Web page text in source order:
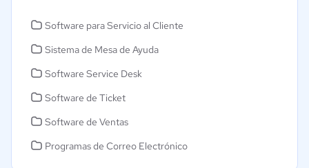
Software para Servicio al Cliente
Sistema de Mesa de Ayuda
Software Service Desk
Software de Ticket
Software de Ventas
Programas de Correo Electrónico